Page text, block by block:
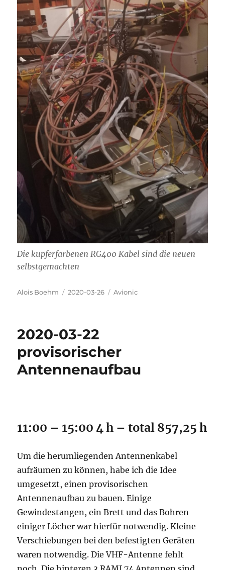
Die kupferfarbenen RG400 Kabel sind die neuen
selbstgemachten
Autor
Alois Boehm
Veröffentlicht
2020-03-26 Kategorien
Avionic
2020-03-22
provisorischer
Antennenaufbau
11:00 – 15:00 4 h – total 857,25 h
Um die herumliegenden Antennenkabel
aufräumen zu können, habe ich die Idee
umgesetzt, einen provisorischen
Antennenaufbau zu bauen. Einige
Gewindestangen, ein Brett und das Bohren
einiger Löcher war hierfür notwendig. Kleine
Verschiebungen bei den befestigten Geräten
waren notwendig. Die VHF-Antenne fehlt